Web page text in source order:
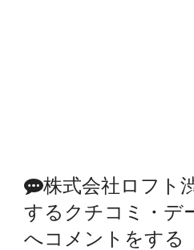
株式会社ロフト
するクチコミ・デ
へコメントをする